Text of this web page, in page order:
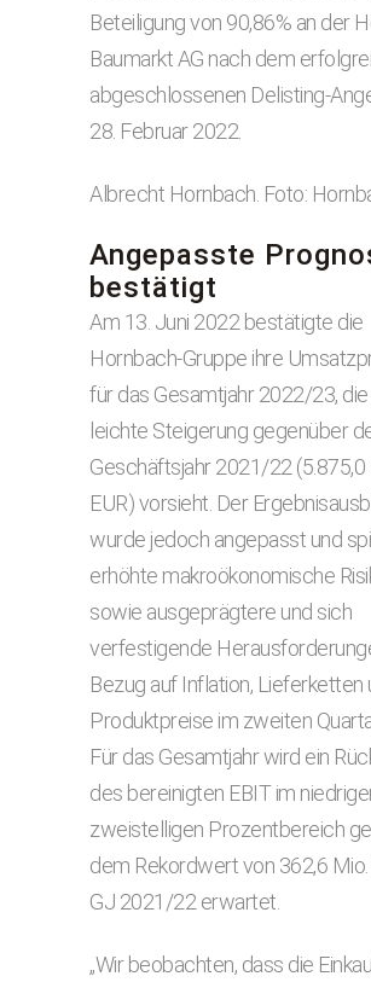
Beteiligung von 90,86% an der
Baumarkt AG nach dem
abgeschlossenen Delisting-
28. Februar 2022.
Albrecht Hornbach. Foto:
Angepasste
bestätigt
Am 13. Juni 2022 bestätigte die
Hornbach-Gruppe ihre
für das Gesamtjahr 2022/23,
leichte Steigerung gegenüber
Geschäftsjahr 2021/22 (5.875,0
EUR) vorsieht. Der
wurde jedoch angepasst und
erhöhte makroökonomische
sowie ausgeprägtere und sich
verfestigende
Bezug auf Inflation, Lieferketten
Produktpreise im zweiten
Für das Gesamtjahr wird ein
des bereinigten EBIT im
zweistelligen Prozentbereich
dem Rekordwert von 362,6 Mio.
GJ 2021/22 erwartet.
„Wir beobachten, dass die